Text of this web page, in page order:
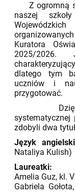
Z ogromną
naszej
Kuratora
2025/
dlatego tym
uczniów i
przygotować.
Dzięki
systematycznej
zdobyli dwa
Język angielski
Nataliya Kulish)
Laureatki:
Amelia Guz, kl.
Gabriela